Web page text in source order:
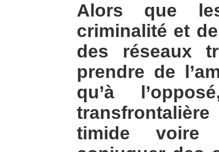
Alors que
criminalité et
des réseaux
prendre de
qu’à
timide voire